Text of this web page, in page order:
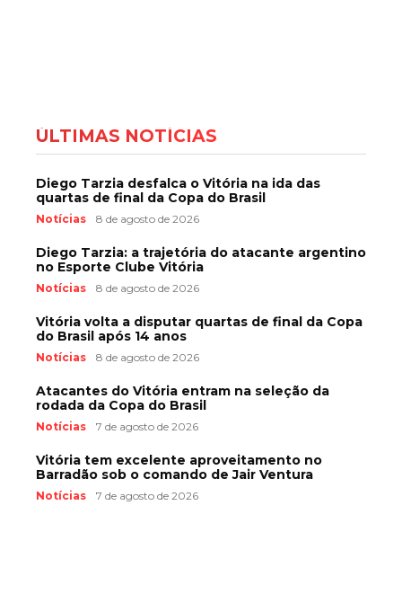
ÚLTIMAS NOTÍCIAS
Diego Tarzia desfalca o Vitória na ida das
quartas de final da Copa do Brasil
Notícias 8 de agosto de 2026
Diego Tarzia: a trajetória do atacante argentino
no Esporte Clube Vitória
Notícias 8 de agosto de 2026
Vitória volta a disputar quartas de final da Copa
do Brasil após 14 anos
Notícias 8 de agosto de 2026
Atacantes do Vitória entram na seleção da
rodada da Copa do Brasil
Notícias 7 de agosto de 2026
Vitória tem excelente aproveitamento no
Barradão sob o comando de Jair Ventura
Notícias 7 de agosto de 2026